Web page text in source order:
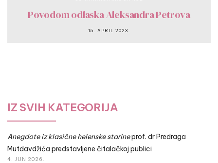
Povodom odlaska Aleksandra Petrova
15. APRIL 2023.
IZ SVIH KATEGORIJA
Anegdote iz klasične helenske starineprof. dr Predraga
Mutdavdžića predstavljene čitalačkoj publici
4. JUN 2026.